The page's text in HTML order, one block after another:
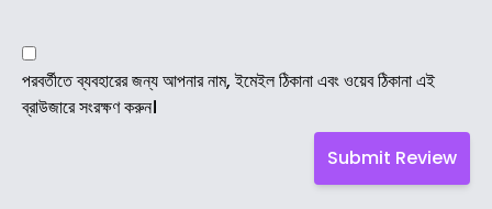
পরবর্তীতে ব্যবহারের জন্য আপনার নাম, ইমেইল ঠিকানা এবং ওয়েব ঠিকানা এই
ব্রাউজারে সংরক্ষণ করুন।